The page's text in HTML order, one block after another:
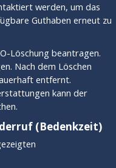
werden, um das
Guthaben erneut zu
Löschung beantragen.
Nach dem Löschen
entfernt.
kann der
(Bedenkzeit)